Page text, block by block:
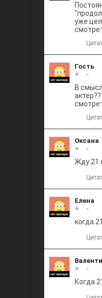
уже
Гость
+
-
В
Оксана
+
-
Жду 21
Елена
+
-
когда
+
-
Когда